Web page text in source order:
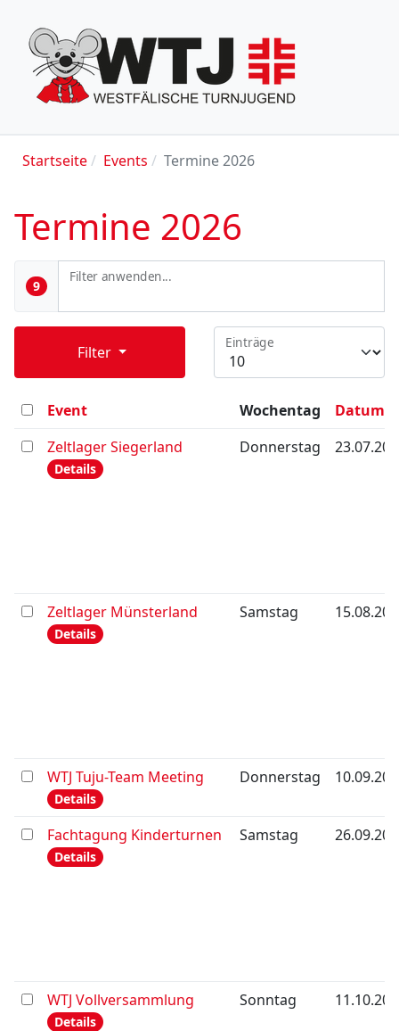
Startseite Events Termine 2026
Termine 2026
9
Filter anwenden...
Filter
Einträge
Event Wochentag
Datum
Zeltlager Siegerland
Details
Donnerstag
Zeltlager Münsterland
Details
Samstag
WTJ Tuju-Team Meeting
Details
Donnerstag
Fachtagung Kinderturnen
Details
Samstag
WTJ Vollversammlung
Details
Sonntag